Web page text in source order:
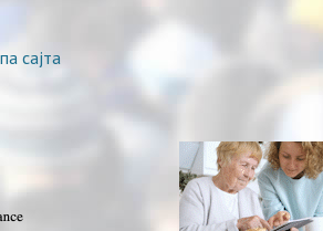
сајта